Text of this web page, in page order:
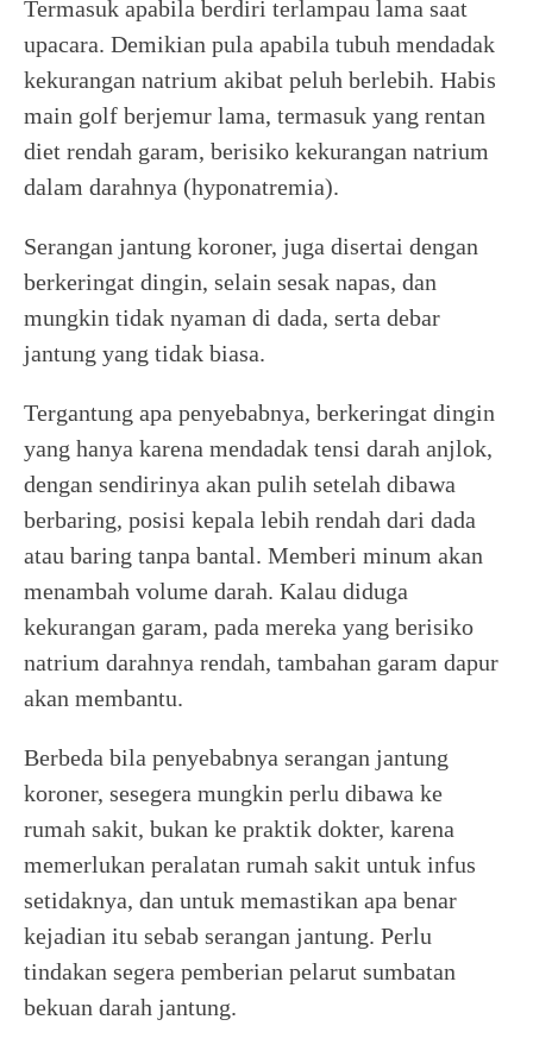
Termasuk apabila berdiri terlampau lama saat
upacara. Demikian pula apabila tubuh mendadak
kekurangan natrium akibat peluh berlebih. Habis
main golf berjemur lama, termasuk yang rentan
diet rendah garam, berisiko kekurangan natrium
dalam darahnya (hyponatremia).
Serangan jantung koroner, juga disertai dengan
berkeringat dingin, selain sesak napas, dan
mungkin tidak nyaman di dada, serta debar
jantung yang tidak biasa.
Tergantung apa penyebabnya, berkeringat dingin
yang hanya karena mendadak tensi darah anjlok,
dengan sendirinya akan pulih setelah dibawa
berbaring, posisi kepala lebih rendah dari dada
atau baring tanpa bantal. Memberi minum akan
menambah volume darah. Kalau diduga
kekurangan garam, pada mereka yang berisiko
natrium darahnya rendah, tambahan garam dapur
akan membantu.
Berbeda bila penyebabnya serangan jantung
koroner, sesegera mungkin perlu dibawa ke
rumah sakit, bukan ke praktik dokter, karena
memerlukan peralatan rumah sakit untuk infus
setidaknya, dan untuk memastikan apa benar
kejadian itu sebab serangan jantung. Perlu
tindakan segera pemberian pelarut sumbatan
bekuan darah jantung.